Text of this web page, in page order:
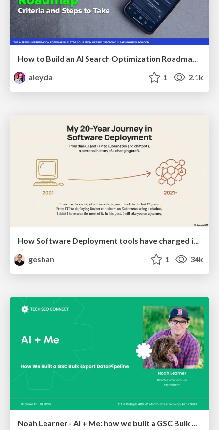
How to Build an AI Search Optimization Roadmap - Criteria and Steps to Take #SEOIRL
aleyda
1 2.1k
How Software Deployment tools have changed in the past 20 years
geshan
1 34k